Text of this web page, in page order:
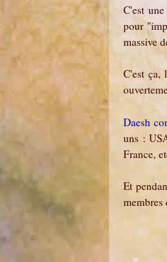
C'est
pour
massive
C'est ça,
Daesh
uns :
France,
Et